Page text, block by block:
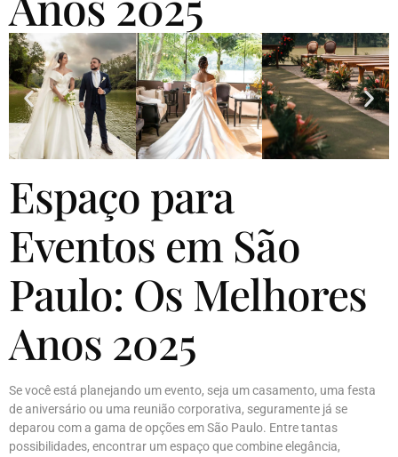
Espaço para
Eventos em São
Paulo: Os Melhores
Anos 2025
Se você está planejando um evento, seja um casamento, uma festa
de aniversário ou uma reunião corporativa, seguramente já se
deparou com a gama de opções em São Paulo. Entre tantas
possibilidades, encontrar um espaço que combine elegância,